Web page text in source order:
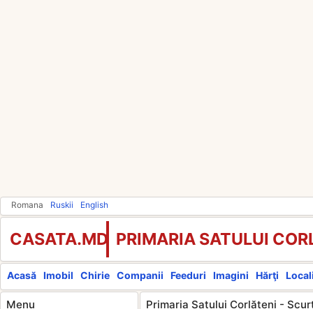
Romana Ruskii English
CASATA.MD PRIMARIA SATULUI
Acasă Imobil Chirie Companii Feeduri Imagini Hărţi
Menu Primaria Satului Corlăteni -